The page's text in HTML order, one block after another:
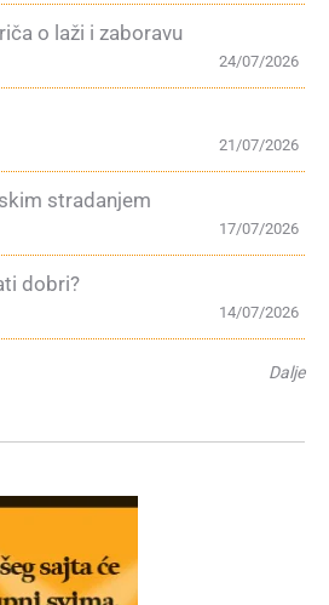
o laži i zaboravu
24/07/2026
21/07/2026
stradanjem
17/07/2026
dobri?
14/07/2026
Dalje